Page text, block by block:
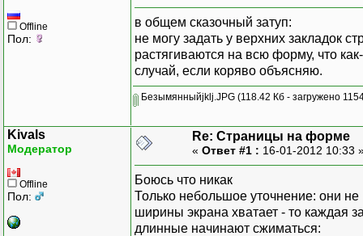
Offline
Пол:
в общем сказочный затуп:
не могу задать у верхних закладок
растягиваются на всю форму, что
случай, если коряво объясняю.
Безымянныйjklj.JPG (118.42 Кб - загружено
Kivals
Модератор
Offline
Пол:
Re: Страницы на форме
« Ответ #1 : 16-01-2012 10:33
Боюсь что никак
Только небольшое уточнение: они не
ширины экрана хватает - то каждая
длинные начинают сжиматься: